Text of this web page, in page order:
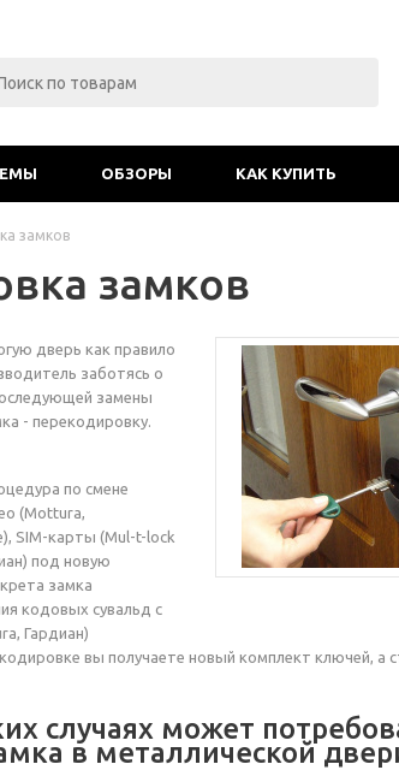
ОБЗОРЫ КАК КУПИТЬ
замков
замков
дверь как правило
заботясь о
замены
- перекодировку.
по смене
(Mottura,
SIM-карты (Mul-t-lock
под новую
замка
кодовых сувальд с
Гардиан)
вы получаете новый комплект ключей, а
случаях может
в металлической